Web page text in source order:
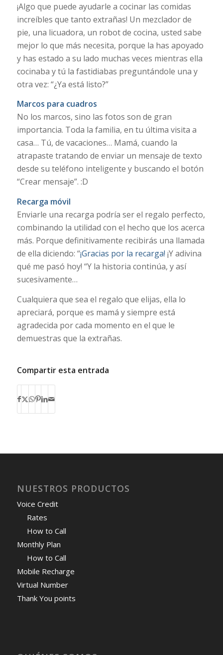
¡Algo que puede ayudarle a cocinar las comidas
increíbles que tanto extrañas! Un mezclador de
pie, una licuadora, un robot de cocina, usted sabe
mejor lo que más necesita, porque la has apoyado
y has estado a su lado muchas veces mientras ella
cocinaba y tú la fastidiabas preguntándole una y
otra vez: “¿Ya está listo?”
Marcos para cuadros
No los marcos, sino las fotos son de gran
importancia. Toda la familia, en tu última visita a
casa… Tú, de vacaciones… Mamá, cuando la
atrapaste tratando de enviar un mensaje de texto
desde su teléfono inteligente y buscando el botón
“Crear mensaje”. :D
Recarga móvil
Enviarle una recarga podría ser el regalo perfecto,
combinando la utilidad con el hecho que los acerca
más. Porque definitivamente recibirás una llamada
de ella diciendo: “¡Gracias por la recarga! ¡Y adivina
qué me pasó hoy! “Y la historia continúa, y así
sucesivamente…
Cualquiera que sea el regalo que elijas, ella lo
apreciará, porque es mamá y siempre está
agradecida por cada momento en el que le
demuestras que la extrañas.
Compartir esta entrada
NUESTROS PRODUCTOS
Voice Credit
Rates
How to Call
Monthly Plan
How to Call
Mobile Recharge
Virtual Number
Thank You points